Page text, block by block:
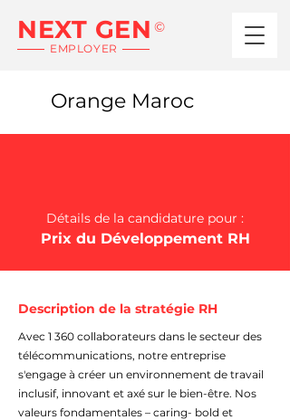
NEXT GEN
EMPLOYER
©
Orange Maroc
Détails de la candidature pour :
Prix du Développement RH
Description de la stratégie RH
Avec 1 360 collaborateurs dans le secteur des
télécommunications, notre entreprise
s'engage à créer un environnement de travail
inclusif, innovant et axé sur le bien-être. Nos
valeurs fondamentales – caring- bold et